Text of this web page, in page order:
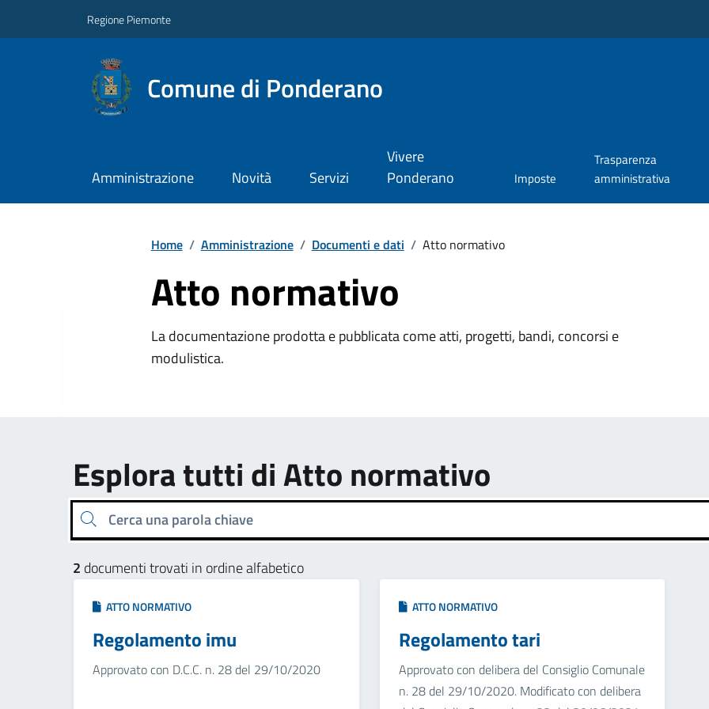
Regione Piemonte
Comune di Ponderano
Amministrazione Novità Servizi
Vivere
Ponderano
Imposte
Trasparenza
amministrativa
Home / Amministrazione / Documenti e dati / Atto normativo
Atto normativo
La documentazione prodotta e pubblicata come atti, progetti, bandi, concorsi e
modulistica.
Esplora tutti di Atto normativo
Cerca una parola chiave
2 documenti trovati in ordine alfabetico
ATTO NORMATIVO
Regolamento imu
Approvato con D.C.C. n. 28 del 29/10/2020
ATTO NORMATIVO
Regolamento tari
Approvato con delibera del Consiglio Comunale
n. 28 del 29/10/2020. Modificato con delibera